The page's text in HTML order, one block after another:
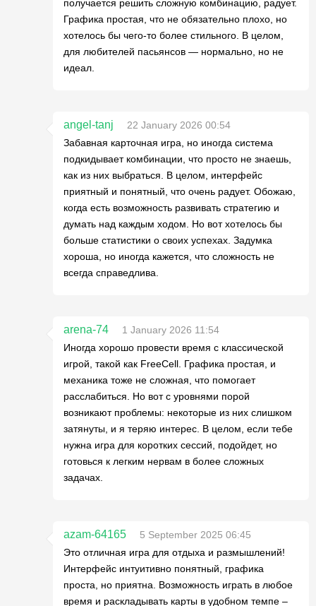
получается решить сложную комбинацию, радует.
Графика простая, что не обязательно плохо, но
хотелось бы чего-то более стильного. В целом,
для любителей пасьянсов — нормально, но не
идеал.
angel-tanj
22 January 2026 00:54
Забавная карточная игра, но иногда система
подкидывает комбинации, что просто не знаешь,
как из них выбраться. В целом, интерфейс
приятный и понятный, что очень радует. Обожаю,
когда есть возможность развивать стратегию и
думать над каждым ходом. Но вот хотелось бы
больше статистики о своих успехах. Задумка
хороша, но иногда кажется, что сложность не
всегда справедлива.
arena-74
1 January 2026 11:54
Иногда хорошо провести время с классической
игрой, такой как FreeCell. Графика простая, и
механика тоже не сложная, что помогает
расслабиться. Но вот с уровнями порой
возникают проблемы: некоторые из них слишком
затянуты, и я теряю интерес. В целом, если тебе
нужна игра для коротких сессий, подойдет, но
готовься к легким нервам в более сложных
задачах.
azam-64165
5 September 2025 06:45
Это отличная игра для отдыха и размышлений!
Интерфейс интуитивно понятный, графика
проста, но приятна. Возможность играть в любое
время и раскладывать карты в удобном темпе –